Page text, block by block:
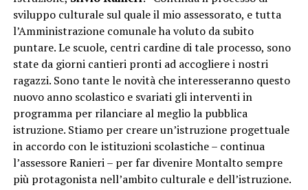
sviluppo culturale sul quale il mio assessorato, e tutta
l’Amministrazione comunale ha voluto da subito
puntare. Le scuole, centri cardine di tale processo, sono
state da giorni cantieri pronti ad accogliere i nostri
ragazzi. Sono tante le novità che interesseranno questo
nuovo anno scolastico e svariati gli interventi in
programma per rilanciare al meglio la pubblica
istruzione. Stiamo per creare un’istruzione progettuale
in accordo con le istituzioni scolastiche – continua
l’assessore Ranieri – per far divenire Montalto sempre
più protagonista nell’ambito culturale e dell’istruzione.